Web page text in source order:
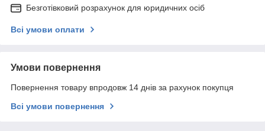
Безготівковий розрахунок для юридичних осіб
Всі умови оплати
Умови повернення
Повернення товару впродовж 14 днів за рахунок покупця
Всі умови повернення